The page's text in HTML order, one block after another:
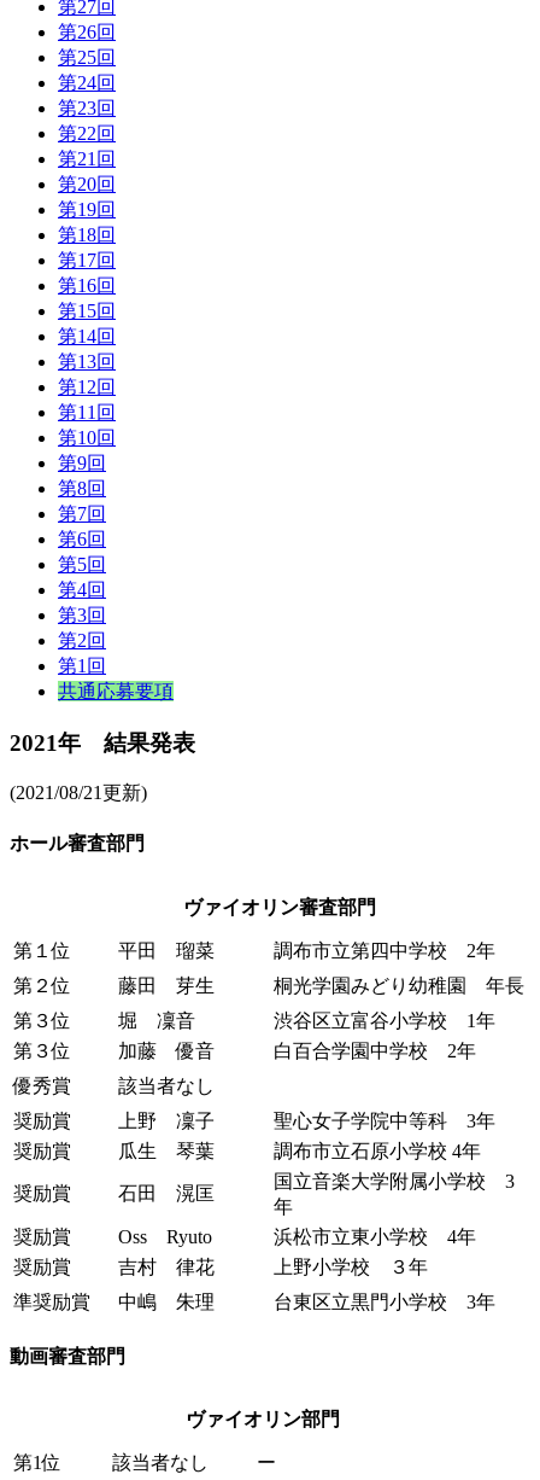
第27回
第26回
第25回
第24回
第23回
第22回
第21回
第20回
第19回
第18回
第17回
第16回
第15回
第14回
第13回
第12回
第11回
第10回
第9回
第8回
第7回
第6回
第5回
第4回
第3回
第2回
第1回
共通応募要項
2021年 結果発表
(2021/08/21更新)
ホール審査部門
ヴァイオリン審査部門
第１位 平田 瑠菜
調布市立第四中学校 2年
第２位
藤田 芽生
桐光学園みどり幼稚園 年長
第３位
堀 凜音
渋谷区立富谷小学校 1年
第３位
加藤 優音
白百合学園中学校 2年
優秀賞
該当者なし
奨励賞
上野 凜子
聖心女子学院中等科 3年
奨励賞
瓜生 琴葉 調布市立石原小学校 4年
奨励賞 石田 滉匡
国立音楽大学附属小学校 3
年
奨励賞
Oss Ryuto
浜松市立東小学校 4年
奨励賞
吉村 律花
上野小学校 ３年
準奨励賞
中嶋 朱理 台東区立黒門小学校 3年
動画審査部門
ヴァイオリン部門
第1位 該当者なし ー